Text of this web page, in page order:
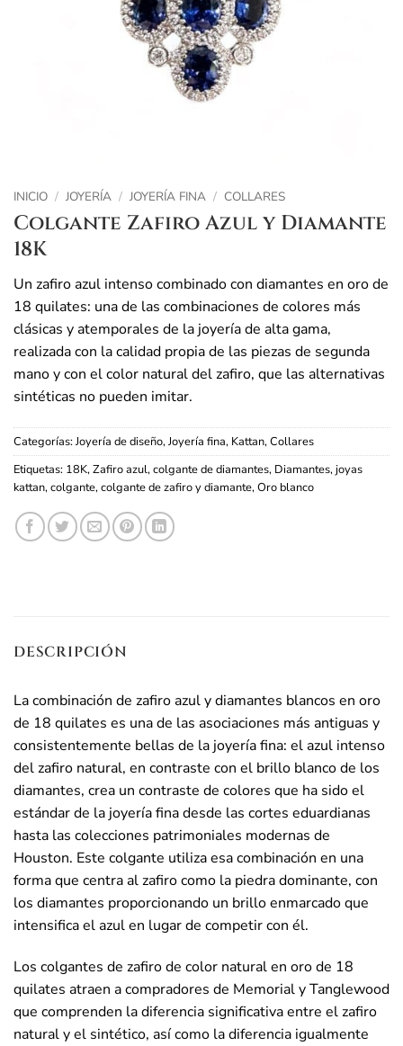
INICIO / JOYERÍA / JOYERÍA FINA / COLLARES
Colgante Zafiro Azul y Diamante
18K
Un zafiro azul intenso combinado con diamantes en oro de
18 quilates: una de las combinaciones de colores más
clásicas y atemporales de la joyería de alta gama,
realizada con la calidad propia de las piezas de segunda
mano y con el color natural del zafiro, que las alternativas
sintéticas no pueden imitar.
Categorías:Joyería de diseño,Joyería fina, Kattan,Collares
Etiquetas: 18K,Zafiro azul,colgante de diamantes, Diamantes,joyas
kattan,colgante,colgante de zafiro y diamante,Oro blanco
DESCRIPCIÓN
La combinación de zafiro azul y diamantes blancos en oro
de 18 quilates es una de las asociaciones más antiguas y
consistentemente bellas de la joyería fina: el azul intenso
del zafiro natural, en contraste con el brillo blanco de los
diamantes, crea un contraste de colores que ha sido el
estándar de la joyería fina desde las cortes eduardianas
hasta las colecciones patrimoniales modernas de
Houston. Este colgante utiliza esa combinación en una
forma que centra al zafiro como la piedra dominante, con
los diamantes proporcionando un brillo enmarcado que
intensifica el azul en lugar de competir con él.
Los colgantes de zafiro de color natural en oro de 18
quilates atraen a compradores de Memorial y Tanglewood
que comprenden la diferencia significativa entre el zafiro
natural y el sintético, así como la diferencia igualmente